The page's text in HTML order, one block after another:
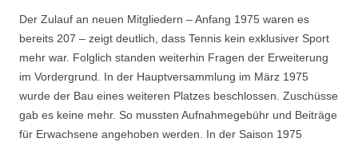
Der Zulauf an neuen Mitgliedern – Anfang 1975 waren es
bereits 207 – zeigt deutlich, dass Tennis kein exklusiver Sport
mehr war. Folglich standen weiterhin Fragen der Erweiterung
im Vordergrund. In der Hauptversammlung im März 1975
wurde der Bau eines weiteren Platzes beschlossen. Zuschüsse
gab es keine mehr. So mussten Aufnahmegebühr und Beiträge
für Erwachsene angehoben werden. In der Saison 1975